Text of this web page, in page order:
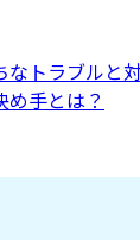
なトラブルと
手とは？